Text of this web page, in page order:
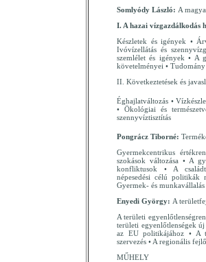
Somlyódy László: A
I. A hazai vízgazdálkodás
Készletek és igények •
Ivóvízellátás és
szemlélet és igények • A
követelményei • Tudomány
II. Következtetések és
Éghajlatváltozás •
• Ökológiai és
szennyvíztisztítás
Pongrácz Tiborné:
Gyermekcentrikus
szokások változása • A
konfliktusok • A
népesedési célú politikák
Gyermek- és munkavállalás
Enyedi György: A
A területi
területi egyenlőtlenségek új
az EU politikájához • A
szervezés • A regionális
MŰHELY